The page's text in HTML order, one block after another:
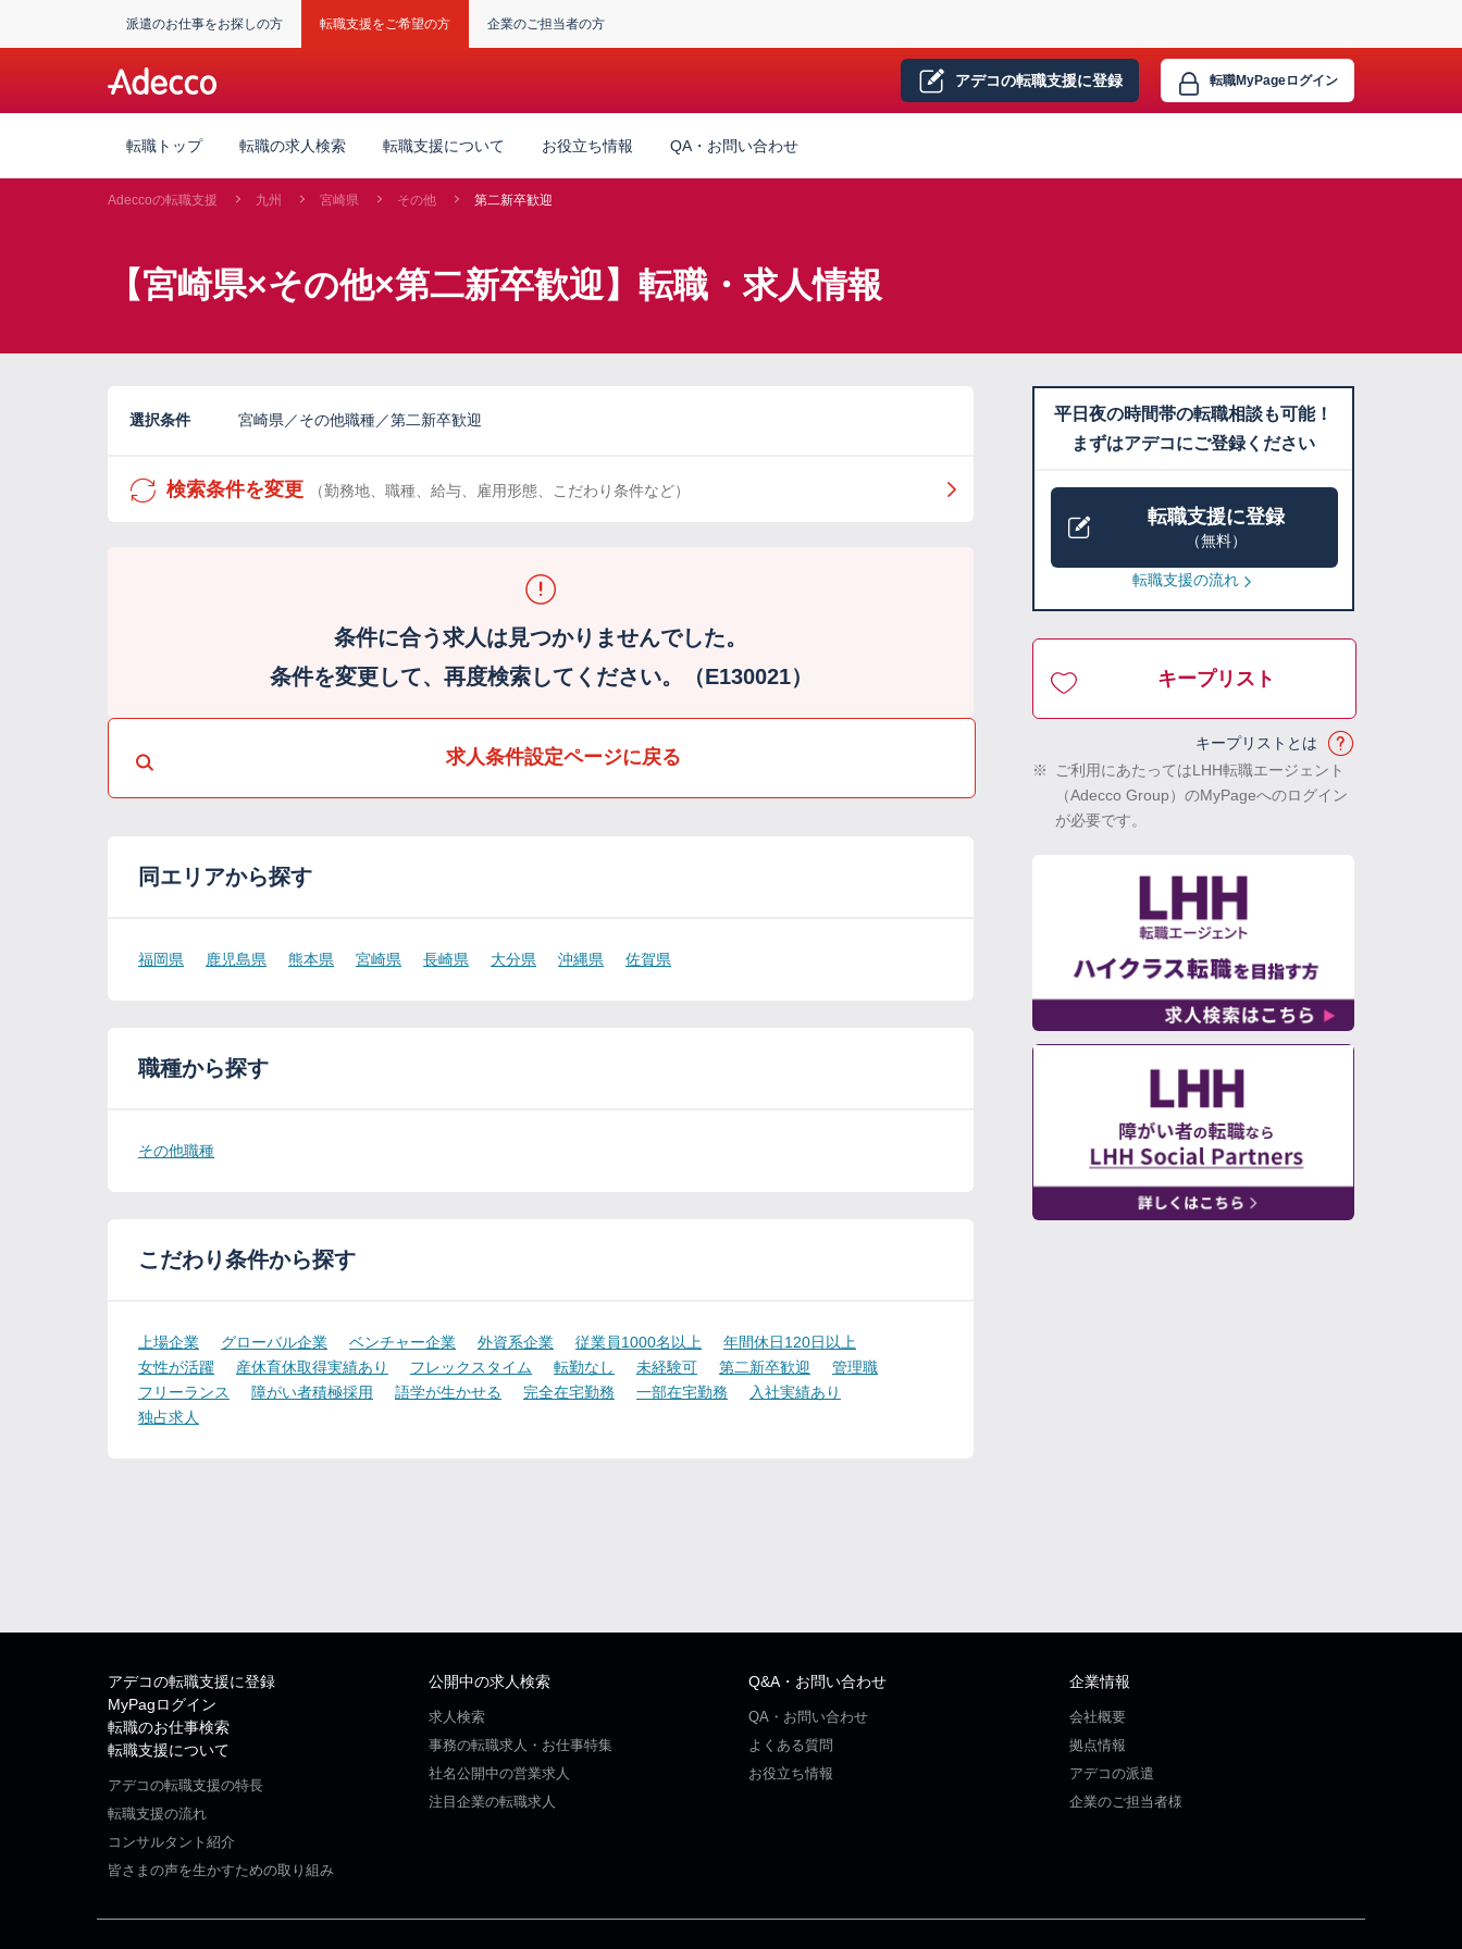
派遣のお仕事をお探しの方 転職支援をご希望の方 企業のご担当者の方
アデコの転職支援に登録 転職MyPageログイン
転職トップ 転職の求人検索 転職支援について お役立ち情報 QA・お問い合わせ
Adeccoの転職支援 九州 宮崎県 その他 第二新卒歓迎
【宮崎県×その他×第二新卒歓迎】転職・求人情報
選択条件 宮崎県／その他職種／第二新卒歓迎
検索条件を変更 （勤務地、職種、給与、雇用形態、こだわり条件など）
条件に合う求人は見つかりませんでした。
条件を変更して、再度検索してください。（E130021）
求人条件設定ページに戻る
同エリアから探す
福岡県 鹿児島県 熊本県 宮崎県 長崎県 大分県 沖縄県 佐賀県
職種から探す
その他職種
こだわり条件から探す
上場企業 グローバル企業 ベンチャー企業 外資系企業 従業員1000名以上
年間休日120日以上
女性が活躍
産休育休取得実績あり フレックスタイム 転勤なし 未経験可 第二新卒歓迎
管理職
フリーランス
障がい者積極採用 語学が生かせる 完全在宅勤務 一部在宅勤務
入社実績あり
独占求人
平日夜の時間帯の転職相談も可能！
まずはアデコにご登録ください
転職支援に登録
（無料）
転職支援の流れ
キープリスト
キープリストとは
※
ご利用にあたってはLHH転職エージェント
（Adecco Group）のMyPageへのログイン
が必要です。
アデコの転職支援に登録
MyPagログイン
転職のお仕事検索
転職支援について
アデコの転職支援の特長
転職支援の流れ
コンサルタント紹介
皆さまの声を生かすための取り組み
公開中の求人検索
求人検索
事務の転職求人・お仕事特集
社名公開中の営業求人
注目企業の転職求人
Q&A・お問い合わせ
QA・お問い合わせ
よくある質問
お役立ち情報
企業情報
会社概要
拠点情報
アデコの派遣
企業のご担当者様